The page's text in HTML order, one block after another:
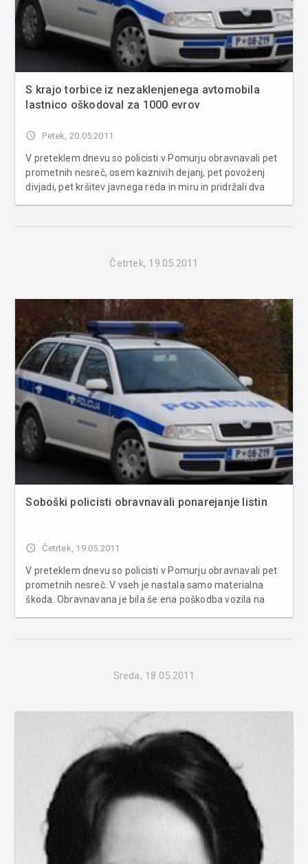
S krajo torbice iz nezaklenjenega avtomobila
lastnico oškodoval za 1000 evrov
access_time Petek, 20.05.2011
V preteklem dnevu so policisti v Pomurju obravnavali pet
prometnih nesreč, osem kaznivih dejanj, pet povoženj
divjadi, pet kršitev javnega reda in miru in pridržali dva
Četrtek, 19.05.2011
Soboški policisti obravnavali ponarejanje listin
access_time Četrtek, 19.05.2011
V preteklem dnevu so policisti v Pomurju obravnavali pet
prometnih nesreč. V vseh je nastala samo materialna
škoda. Obravnavana je bila še ena poškodba vozila na
Sreda, 18.05.2011